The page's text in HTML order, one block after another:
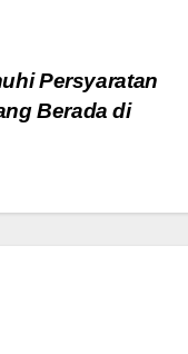
Persyaratan
Berada di